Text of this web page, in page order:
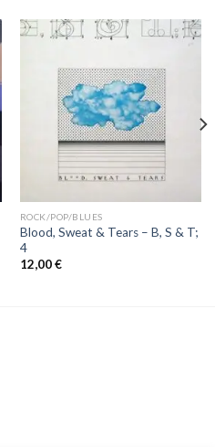
ROCK/POP/BLUES
Blood, Sweat & Tears ‎– B, S & T;
4
12,00€